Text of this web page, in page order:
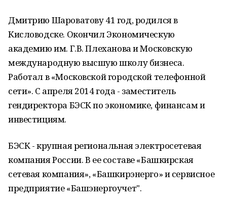
Дмитрию Шароватову 41 год, родился в
Кисловодске. Окончил Экономическую
академию им. Г.В. Плеханова и Московскую
международную высшую школу бизнеса.
Работал в «Московской городской телефонной
сети». С апреля 2014 года - заместитель
гендиректора БЭСК по экономике, финансам и
инвестициям.
БЭСК - крупная региональная электросетевая
компания России. В ее составе «Башкирская
сетевая компания», «Башкирэнерго» и сервисное
предприятие «Башэнергоучет".